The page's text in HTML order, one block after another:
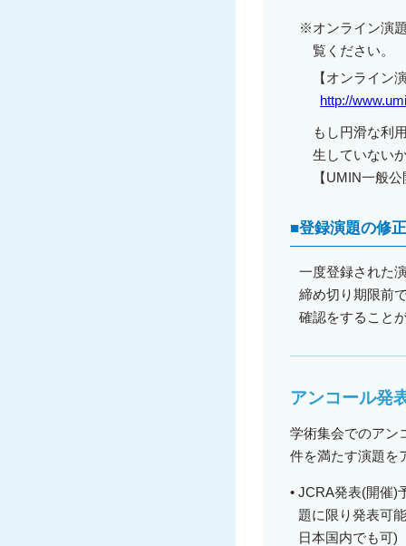
※オンライン演
覧ください。
【オンライン
http://
もし円滑な利
生していない
【UMIN一般
■登録演題の修正
一度登録された
締め切り期限前
確認をすること
アンコール発
学術集会でのアン
件を満たす演題を
• JCRA発表(開催)
題に限り発表可
日本国内でも可)